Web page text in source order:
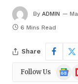
By ADMIN
6 Mins Read
Share
Follow Us
News